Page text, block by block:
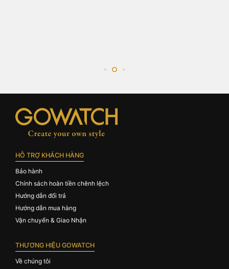
HỖ TRỢ KHÁCH HÀNG
Bảo hành
Chính sách hoàn tiền chênh lệch
Hướng dẫn đổi trả
Hướng dẫn mua hàng
Vận chuyển & Giao Nhận
THƯƠNG HIỆU GOWATCH
Về chúng tôi